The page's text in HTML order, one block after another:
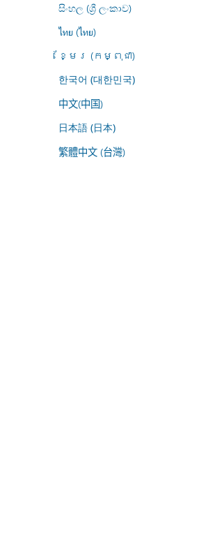
සිංහල (ශ්‍රී ලංකාව)
ไทย (ไทย)
ខ្មែរ (កម្ពុជា)
한국어 (대한민국)
中文(中国)
日本語 (日本)
繁體中文 (台灣)